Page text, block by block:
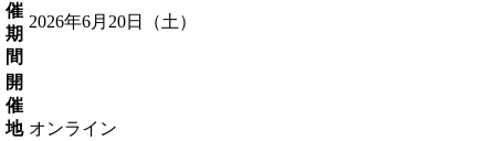
催
期
間
2026年6月20日（土）
開
催
地 オンライン